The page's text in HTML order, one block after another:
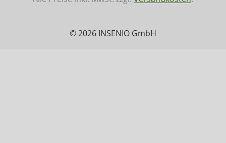
© 2026 INSENIO GmbH